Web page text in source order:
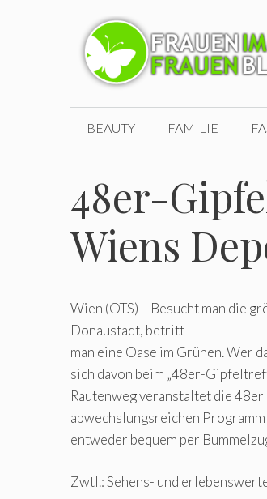
BEAUTY FAMILIE
48er-
Wiens
Wien (OTS) – Besucht man die
Donaustadt, betritt
man eine Oase im Grünen. Wer
sich davon beim „48er-
Rautenweg veranstaltet die
abwechslungsreichen
entweder bequem per
Zwtl.: Sehens- und